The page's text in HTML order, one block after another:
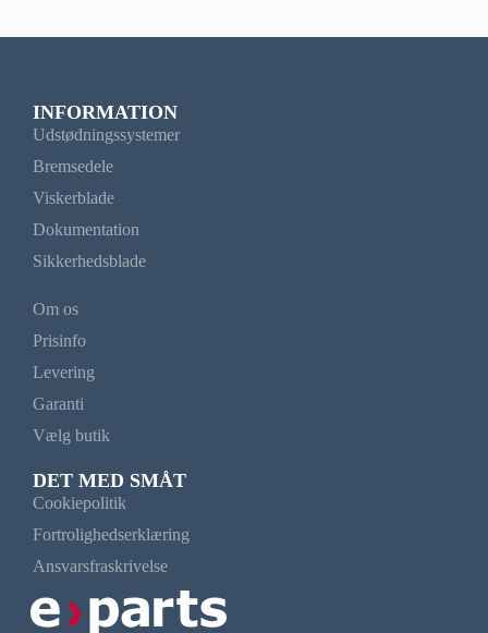
INFORMATION
Udstødningssystemer
Bremsedele
Viskerblade
Dokumentation
Sikkerhedsblade
Om os
Prisinfo
Levering
Garanti
Vælg butik
DET MED SMÅT
Cookiepolitik
Fortrolighedserklæring
Ansvarsfraskrivelse